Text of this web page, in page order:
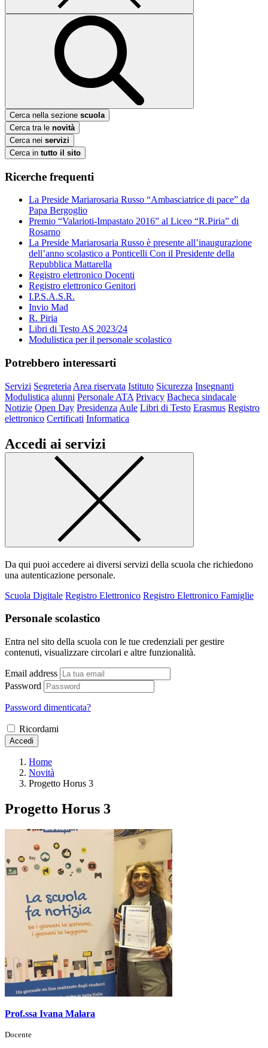
Cerca nella sezione scuola
Cerca tra le novità
Cerca nei servizi
Cerca in tutto il sito
Ricerche frequenti
La Preside Mariarosaria Russo “Ambasciatrice di pace” da
Papa Bergoglio
Premio “Valarioti-Impastato 2016” al Liceo “R.Piria” di
Rosarno
La Preside Mariarosaria Russo è presente all’inaugurazione
dell’anno scolastico a Ponticelli Con il Presidente della
Repubblica Mattarella
Registro elettronico Docenti
Registro elettronico Genitori
I.P.S.A.S.R.
Invio Mad
R. Piria
Libri di Testo AS 2023/24
Modulistica per il personale scolastico
Potrebbero interessarti
Servizi Segreteria Area riservata Istituto Sicurezza Insegnanti
Modulistica alunni Personale ATA Privacy Bacheca sindacale
Notizie Open Day Presidenza Aule Libri di Testo Erasmus Registro
elettronico Certificati Informatica
Accedi ai servizi
Da qui puoi accedere ai diversi servizi della scuola che richiedono
una autenticazione personale.
Scuola Digitale Registro Elettronico Registro Elettronico Famiglie
Personale scolastico
Entra nel sito della scuola con le tue credenziali per gestire
contenuti, visualizzare circolari e altre funzionalità.
Email address
Password
Password dimenticata?
Ricordami
Accedi
Home
Novità
Progetto Horus 3
Progetto Horus 3
Prof.ssa Ivana Malara
Docente